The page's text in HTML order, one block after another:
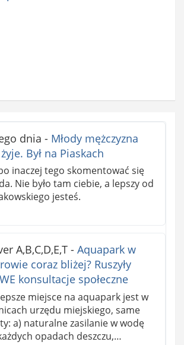
dnia - Młody mężczyzna
Był na Piaskach
inaczej tego skomentować się
Nie było tam ciebie, a lepszy od
jesteś.
A,B,C,D,E,T- Aquapark w
coraz bliżej? Ruszyły
konsultacje społeczne
miejsce na aquapark jest w
urzędu miejskiego, same
a) naturalne zasilanie w wodę
opadach deszczu,…